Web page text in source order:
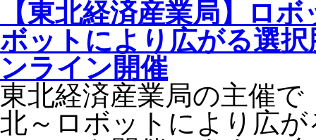
【東北経済産業局】ロ
ボットにより広がる選
ンライン開催
東北経済産業局の主催
北～ロボットにより広